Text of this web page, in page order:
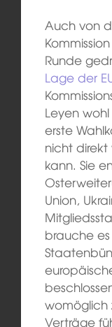
Auch von
Runde
Lage der
Leyen
erste
nicht
kann. Sie
Union,
brauche
womöglich
Verträge